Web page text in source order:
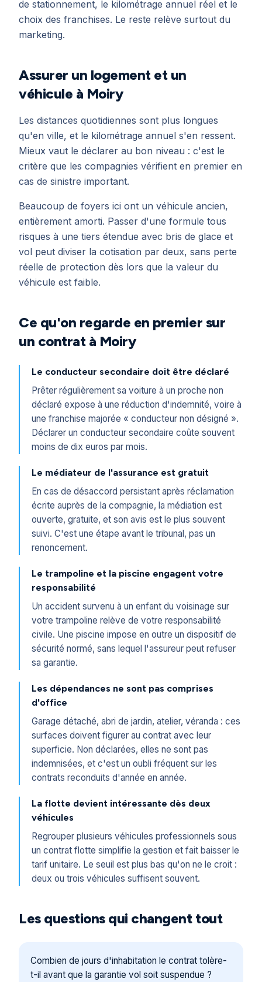
de stationnement, le kilométrage annuel réel et le
choix des franchises. Le reste relève surtout du
marketing.
Assurer un logement et un
véhicule à Moiry
Les distances quotidiennes sont plus longues
qu'en ville, et le kilométrage annuel s'en ressent.
Mieux vaut le déclarer au bon niveau : c'est le
critère que les compagnies vérifient en premier en
cas de sinistre important.
Beaucoup de foyers ici ont un véhicule ancien,
entièrement amorti. Passer d'une formule tous
risques à une tiers étendue avec bris de glace et
vol peut diviser la cotisation par deux, sans perte
réelle de protection dès lors que la valeur du
véhicule est faible.
Ce qu'on regarde en premier sur
un contrat à Moiry
Le conducteur secondaire doit être déclaré
Prêter régulièrement sa voiture à un proche non
déclaré expose à une réduction d'indemnité, voire à
une franchise majorée « conducteur non désigné ».
Déclarer un conducteur secondaire coûte souvent
moins de dix euros par mois.
Le médiateur de l'assurance est gratuit
En cas de désaccord persistant après réclamation
écrite auprès de la compagnie, la médiation est
ouverte, gratuite, et son avis est le plus souvent
suivi. C'est une étape avant le tribunal, pas un
renoncement.
Le trampoline et la piscine engagent votre
responsabilité
Un accident survenu à un enfant du voisinage sur
votre trampoline relève de votre responsabilité
civile. Une piscine impose en outre un dispositif de
sécurité normé, sans lequel l'assureur peut refuser
sa garantie.
Les dépendances ne sont pas comprises
d'office
Garage détaché, abri de jardin, atelier, véranda : ces
surfaces doivent figurer au contrat avec leur
superficie. Non déclarées, elles ne sont pas
indemnisées, et c'est un oubli fréquent sur les
contrats reconduits d'année en année.
La flotte devient intéressante dès deux
véhicules
Regrouper plusieurs véhicules professionnels sous
un contrat flotte simplifie la gestion et fait baisser le
tarif unitaire. Le seuil est plus bas qu'on ne le croit :
deux ou trois véhicules suffisent souvent.
Les questions qui changent tout
Combien de jours d'inhabitation le contrat tolère-
t-il avant que la garantie vol soit suspendue ?